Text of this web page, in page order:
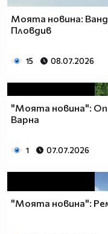
Моята новина:
Пловдив
15 08.07.2026
"Моята новина":
Варна
1 07.07.2026
"Моята новина":